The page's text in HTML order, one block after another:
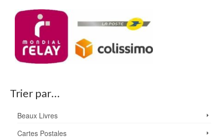
Trier par…
Beaux Livres
Cartes Postales